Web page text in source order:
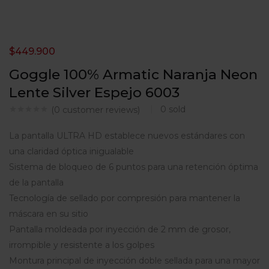
Goggle 100% Armatic Naranja Neon
Lente Silver Espejo 6003
(0 customer reviews) 0 sold
$449.900
La pantalla ULTRA HD establece nuevos estándares con
una claridad óptica inigualable
Sistema de bloqueo de 6 puntos para una retención óptima
de la pantalla
Tecnología de sellado por compresión para mantener la
máscara en su sitio
Pantalla moldeada por inyección de 2 mm de grosor,
irrompible y resistente a los golpes
Montura principal de inyección doble sellada para una mayor